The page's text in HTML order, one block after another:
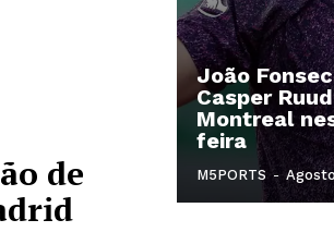
de
João
Casper
Montreal
feira
M5PORTS -